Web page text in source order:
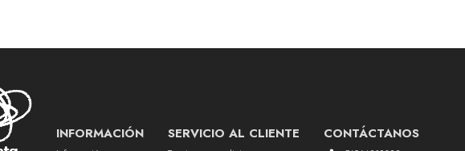
INFORMACIÓN SERVICIO AL CLIENTE CONTÁCTANOS